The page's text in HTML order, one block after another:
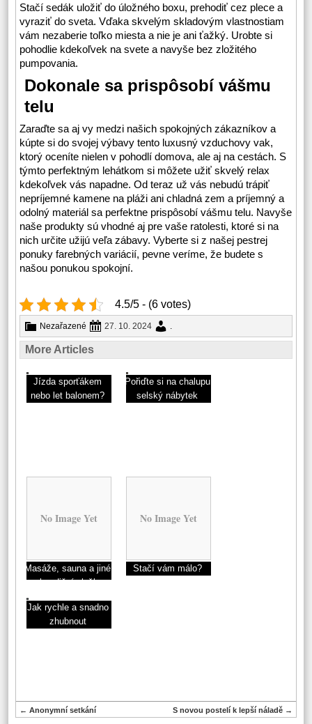
Stačí sedák uložiť do úložného boxu, prehodiť cez plece a
vyraziť do sveta. Vďaka skvelým skladovým vlastnostiam
vám nezaberie toľko miesta a nie je ani ťažký. Urobte si
pohodlie kdekoľvek na svete a navyše bez zložitého
pumpovania.
Dokonale sa prispôsobí vášmu
telu
Zaraďte sa aj vy medzi našich spokojných zákazníkov a
kúpte si do svojej výbavy tento luxusný vzduchovy vak,
ktorý oceníte nielen v pohodlí domova, ale aj na cestách. S
týmto perfektným lehátkom si môžete užiť skvelý relax
kdekoľvek vás napadne. Od teraz už vás nebudú trápiť
nepríjemné kamene na pláži ani chladná zem a príjemný a
odolný materiál sa perfektne prispôsobí vášmu telu. Navyše
naše produkty sú vhodné aj pre vaše ratolesti, ktoré si na
nich určite užijú veľa zábavy. Vyberte si z našej pestrej
ponuky farebných variácií, pevne veríme, že budete s
našou ponukou spokojní.
4.5/5 - (6 votes)
Nezařazené 27. 10. 2024 .
More Articles
Jízda sporťákem
nebo let balonem?
Pořiďte si na chalupu
selský nábytek
No Image Yet
Masáže, sauna a jiné
rekondiční služby
No Image Yet
Stačí vám málo?
Jak rychle a snadno
zhubnout
← Anonymní setkání S novou postelí k lepší náladě →